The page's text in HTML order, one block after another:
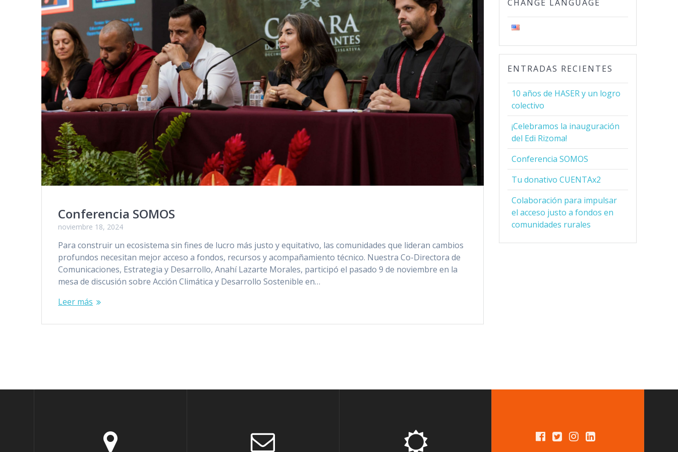
Conferencia SOMOS
noviembre 18, 2024
Para construir un ecosistema sin fines de lucro más justo y equitativo, las comunidades que lideran cambios
profundos necesitan mejor acceso a fondos, recursos y acompañamiento técnico. Nuestra Co-Directora de
Comunicaciones, Estrategia y Desarrollo, Anahí Lazarte Morales, participó el pasado 9 de noviembre en la
mesa de discusión sobre Acción Climática y Desarrollo Sostenible en…
Leer más
CHANGE LANGUAGE
ENTRADAS RECIENTES
10 años de HASER y un logro
colectivo
¡Celebramos la inauguración
del Edi Rizoma!
Conferencia SOMOS
Tu donativo CUENTAx2
Colaboración para impulsar
el acceso justo a fondos en
comunidades rurales